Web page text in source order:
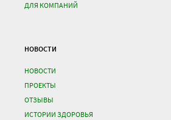
ДЛЯ КОМПАНИЙ
НОВОСТИ
НОВОСТИ
ПРОЕКТЫ
ОТЗЫВЫ
ИСТОРИИ ЗДОРОВЬЯ